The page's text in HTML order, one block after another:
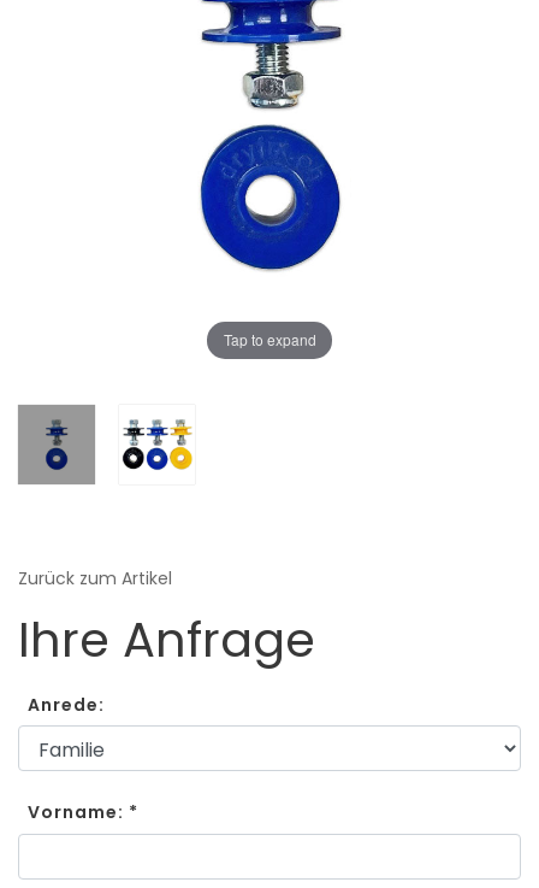
Tap to expand
Zurück zum Artikel
Ihre Anfrage
Anrede:
Vorname: *